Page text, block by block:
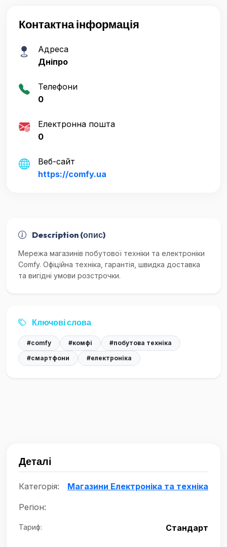
Контактна інформація
Адреса
Дніпро
Телефони
0
Електронна пошта
0
Веб-сайт
https://comfy.ua
Description (опис)
Мережа магазинів побутової техніки та електроніки
Comfy. Офіційна техніка, гарантія, швидка доставка
та вигідні умови розстрочки.
Ключові слова
#comfy #комфі
#побутова техніка
#смартфони
#електроніка
Деталі
Категорія: Магазини Електроніка та техніка
Регіон:
Тариф: Стандарт